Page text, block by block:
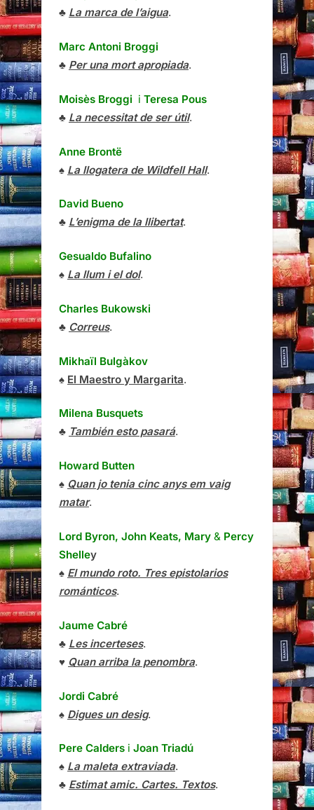
♣ La marca de l’aigua.
Marc Antoni Broggi
♣ Per una mort apropiada.
Moisès Broggi i Teresa Pous
♣ La necessitat de ser útil.
Anne Brontë
♠ La llogatera de Wildfell Hall.
David Bueno
♣ L’enigma de la llibertat.
Gesualdo Bufalino
♠ La llum i el dol.
Charles Bukowski
♣ Correus.
Mikhaïl Bulgàkov
♠ El Maestro y Margarita.
Milena Busquets
♣ También esto pasará.
Howard Butten
♠ Quan jo tenia cinc anys em vaig
matar.
Lord Byron, John Keats, Mary & Percy
Shelley
♠ El mundo roto. Tres epistolarios
románticos.
Jaume Cabré
♣ Les incerteses.
♥ Quan arriba la penombra.
Jordi Cabré
♠ Digues un desig.
Pere Calders i Joan Triadú
♠ La maleta extraviada.
♣ Estimat amic. Cartes. Textos.